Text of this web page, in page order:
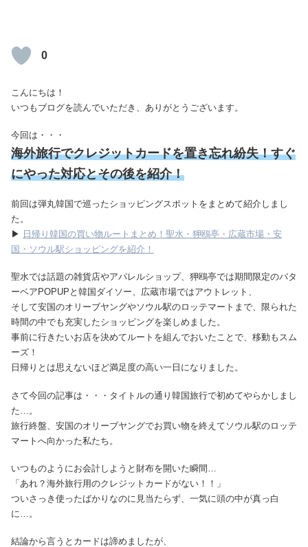
0
こんにちは！
いつもブログを読んでいただき、ありがとうございます。
今回は・・・
海外旅行でクレジットカードを置き忘れ紛失！すぐ
にやった対応とその後を紹介！
前回は弾丸韓国で巡ったショッピングスポットをまとめて紹介しまし
た。
▶ 日帰り韓国の買い物ルートまとめ！聖水・狎鴎亭・広蔵市場・安
国・ソウル駅ショッピングを紹介！
聖水では話題の雑貨店やアパレルショップ、狎鴎亭では期間限定のバタ
ーベアPOPUPと韓国ダイソー、広蔵市場ではアウトレット、
そして安国のオリーブヤングやソウル駅のロッテマートまで、限られた
時間の中でも充実したショッピングを楽しめました。
事前に行きたいお店を決めてルートを組んでおいたことで、移動もスム
ーズ！
日帰りとは思えないほど満足度の高い一日になりました。
さて今回の記事は・・・タイトルの通り韓国旅行で初めてやらかしまし
た…。
旅行終盤、安国のオリーブヤングでお買い物を終えてソウル駅のロッテ
マートへ向かった私たち。
いつものようにお会計しようと財布を開いた瞬間…
「あれ？海外旅行用のクレジットカードがない！！」
ついさっき使ったばかりなのに見当たらず、一気に頭の中が真っ白
に…。
結論から言うとカードは諦めましたが、